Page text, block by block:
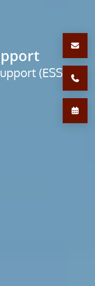
(ESS)